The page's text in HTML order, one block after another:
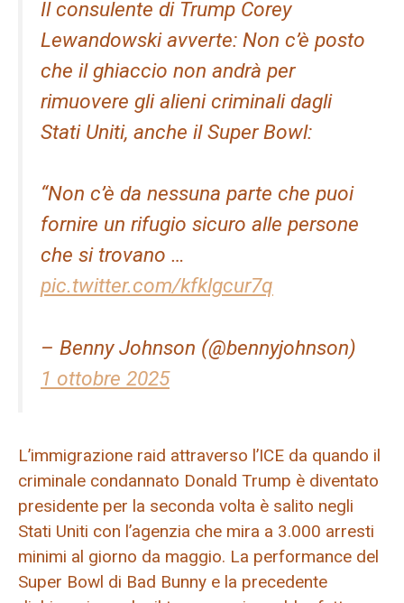
Il consulente di Trump Corey
Lewandowski avverte: Non c’è posto
che il ghiaccio non andrà per
rimuovere gli alieni criminali dagli
Stati Uniti, anche il Super Bowl:
“Non c’è da nessuna parte che puoi
fornire un rifugio sicuro alle persone
che si trovano …
pic.twitter.com/kfklgcur7q
– Benny Johnson (@bennyjohnson)
1 ottobre 2025
L’immigrazione raid attraverso l’ICE da quando il
criminale condannato Donald Trump è diventato
presidente per la seconda volta è salito negli
Stati Uniti con l’agenzia che mira a 3.000 arresti
minimi al giorno da maggio. La performance del
Super Bowl di Bad Bunny e la precedente